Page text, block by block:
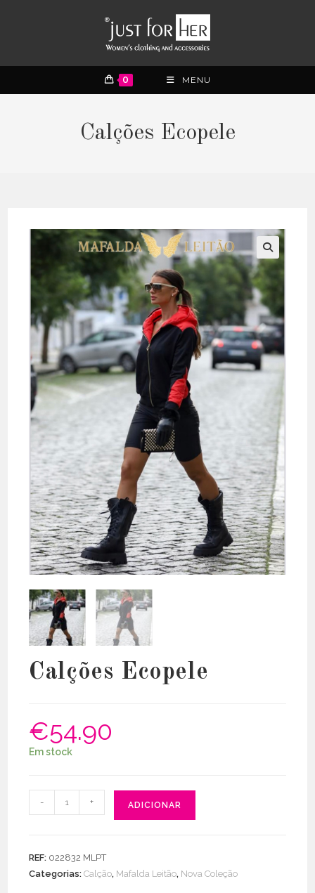
0 MENU
Calções Ecopele
🔍
Calções Ecopele
€54.90
Em stock
Quantidade
de
- + ADICIONAR
REF: 022832 MLPT
Categorias:Calção, Mafalda Leitão, Nova Coleção